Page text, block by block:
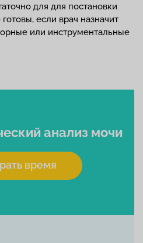
для для постановки
если врач назначит
или инструментальные
анализ мочи
время